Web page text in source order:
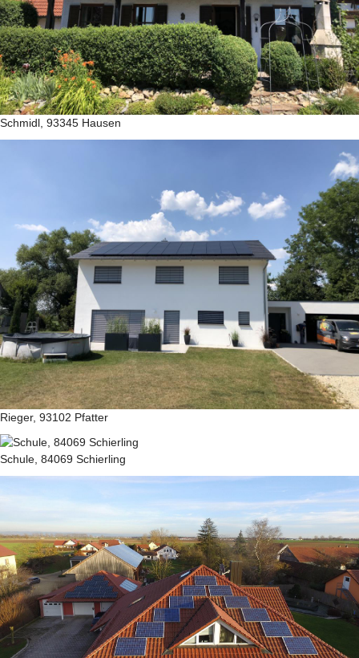
Schmidl, 93345 Hausen
Rieger, 93102 Pfatter
Schule, 84069 Schierling